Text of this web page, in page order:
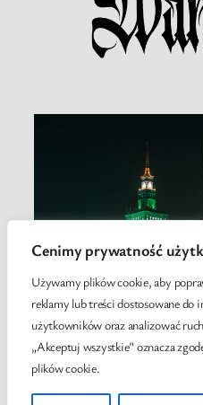
Cenimy prywatność
Używamy plików cookie, aby
reklamy lub treści dostosowane do
użytkowników oraz analizować
„Akceptuj wszystkie” oznacza
plików cookie.
Twenty Twenty-Five